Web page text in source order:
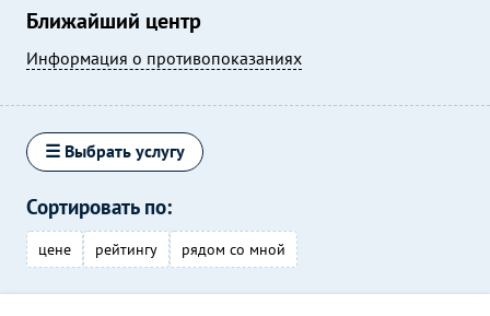
Ближайший центр
Информация о противопоказаниях
☰ Выбрать услугу
Сортировать по:
цене рейтингу рядом со мной